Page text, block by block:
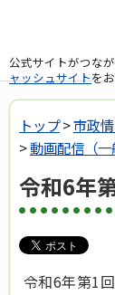
公式サイトがつな
ャッシュサイトを
トップ>市政
>動画配信（一
令和6年
令和6年第1